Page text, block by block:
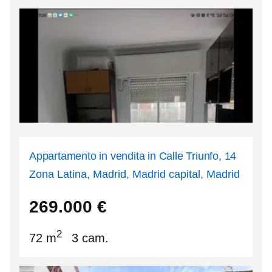
Appartamento in vendita in Calle Triunfo, 14
Zona Latina, Madrid, Madrid capital, Madrid
269.000 €
72 m2 3 cam.